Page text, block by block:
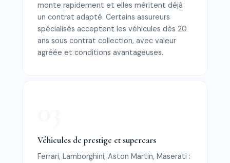
monte rapidement et elles méritent déjà
un contrat adapté. Certains assureurs
spécialisés acceptent les véhicules dès 20
ans sous contrat collection, avec valeur
agréée et conditions avantageuses.
Véhicules de prestige et supercars
Ferrari, Lamborghini, Aston Martin, Maserati :